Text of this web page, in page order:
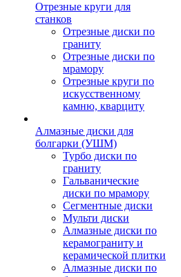
Отрезные круги для
станков
Отрезные диски по
граниту
Отрезные диски по
мрамору
Отрезные круги по
искусственному
камню, кварциту
Алмазные диски для
болгарки (УШМ)
Турбо диски по
граниту
Гальванические
диски по мрамору
Сегментные диски
Мульти диски
Алмазные диски по
керамограниту и
керамической плитки
Алмазные диски по